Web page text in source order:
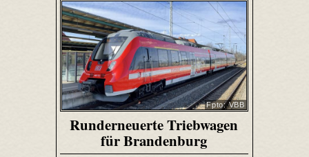
Fpto: VBB
Runderneuerte Triebwagen
für Brandenburg